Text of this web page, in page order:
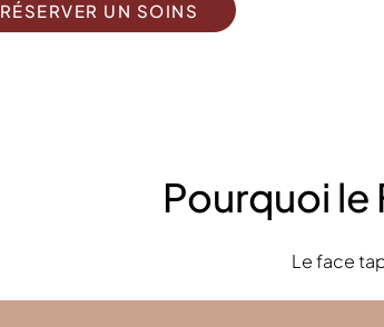
RÉSERVER UN SOINS
Pourquoi le
Le face